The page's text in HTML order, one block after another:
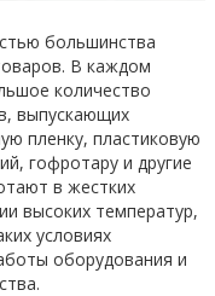
большинства
В каждом
количество
выпускающих
пленку, пластиковую
гофротару и другие
в жестких
высоких температур,
условиях
оборудования и